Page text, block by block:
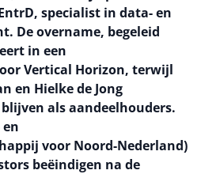
specialist in data- en
De overname, begeleid
in een
Vertical Horizon, terwijl
en Hielke de Jong
als aandeelhouders.
voor Noord-Nederland)
beëindigen na de